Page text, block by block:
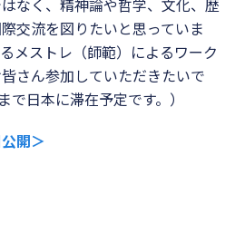
なく、精神論や哲学、文化、 歴
交流を図りたいと思っていま
メストレ（師範） によるワーク
さん参加していただきたいで
日本に滞在予定です。）
開＞